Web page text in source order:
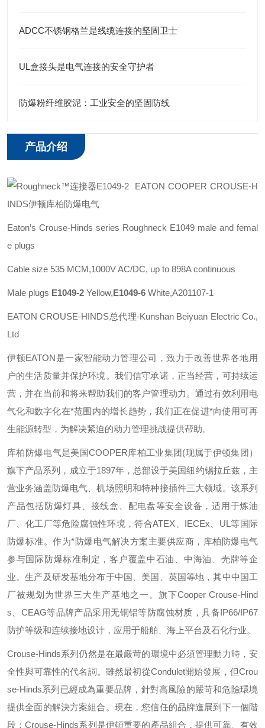
ADCC不锈钢格兰是线缆连接的坚固卫士
UL盒接头是电气连接的安全守护者
防爆粉纤维胶泥：工业安全的坚固防线
产品介绍
EATON COOPER CROUSE-H
INDS伊顿库柏防爆电气
Eaton’s Crouse-Hinds series Roughneck E1049 male and femal
e plugs
Cable size 535 MCM,1000V AC/DC, up to 898A continuous
Male plugs E1049-2 Yellow,E1049-6 White,A201107-1
EATON CROUSE-HINDS总代理-Kunshan Beiyuan Electric Co.,
Ltd
伊顿EATON是一家智能动力管理公司，致力于改善世界各地用
户的生活质量并保护环境。我们信守承诺，正当经营，可持续运
营，并在当前和将来帮助我们的客户管理动力。通过有效利用电
气化和数字化在*范围内的增长趋势，我们正在促进*向使用可再
生能源转型，为解决紧迫的动力管理挑战提供帮助。
库柏防爆电气是美国COOPER库柏工业集团(现属于伊顿集团）
旗下产品系列，成立于1897年，总部设于美国纽约锡拉丘兹，主
营业务涵盖防爆电气、机场照明和特种接插件三大领域。该系列
产品包括防爆灯具、接线盒、配电盘等安全设备，适用于炼油
厂、化工厂等危险腐蚀性环境，符合ATEX IECEx UL 等国际
防爆标准。作为*防爆电气解决方案主要供应商，库柏防爆电气
参与国际防爆标准制定，客户覆盖中石油、中海油、壳牌等企
业。生产及研发基地分布于中国、美国、英国等地，其中中国工
厂被规划为世界三大生产基地之一。旗下Cooper Crouse-Hind
s
CEAG等品牌产品采用无铜铝等防腐蚀材质，具备IP66/IP67
防护等级和连续接地设计，应用于船舶、海上平台及石化行业。
Crouse-Hinds系列仍然是在最嚴苛的環境中必須管理動力時，安
全性與可靠性的代名詞。雖然最初從Condulet開始發展，但Crou
se-Hinds系列已經成為重要品牌，針對高風險的嚴苛和危險環境
提供全面的解決方案組合。現在，您信任的品牌進展到下一個階
段：Crouse-Hinds系列是伊頓重要的產品組合，提供可靠、有效